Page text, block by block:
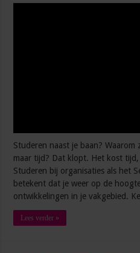
Studeren naast je baan?
maar tijd? Dat klopt. Het kost
Studeren bij organisaties als het
betekent dat je weer op de
ontwikkelingen in je vakgebied.
Lees verder »